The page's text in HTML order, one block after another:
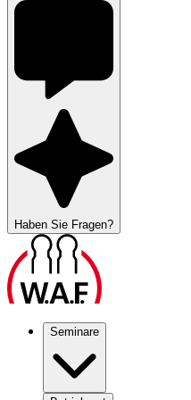
Haben Sie Fragen?
Seminare